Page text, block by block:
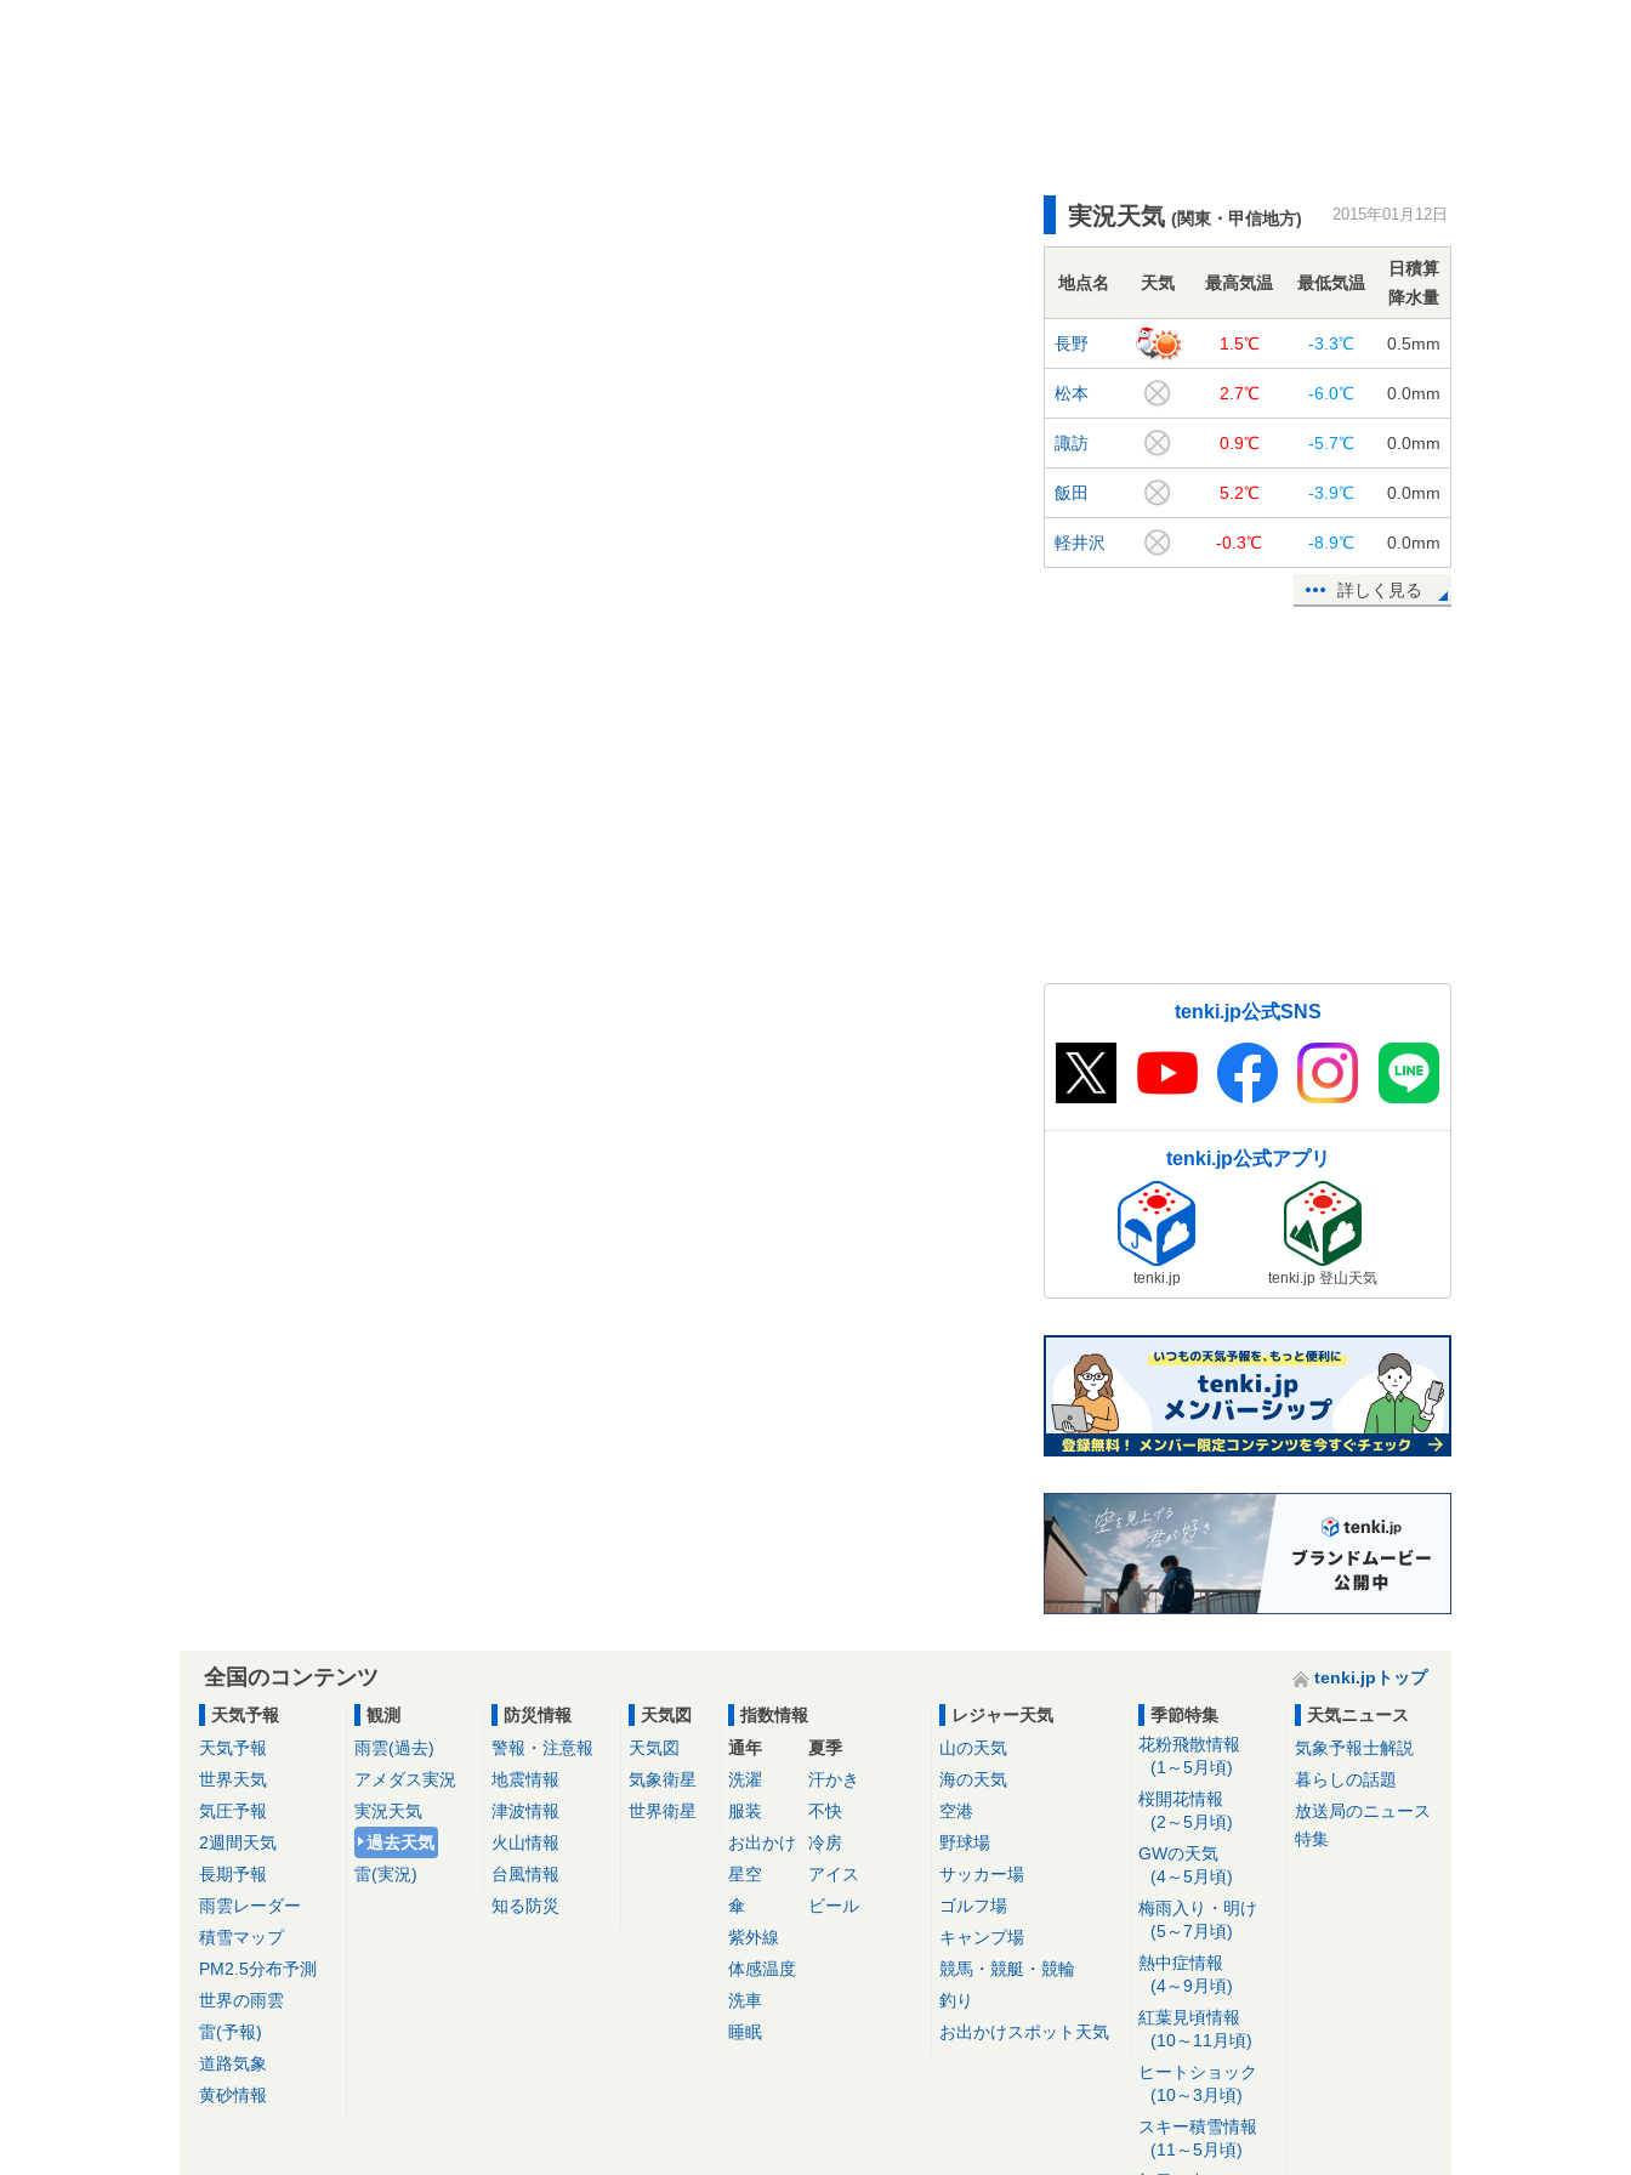
実況天気 (関東・甲信地方) 2015年01月12日
地点名 天気 最高気温 最低気温
日積算
降水量
長野 1.5℃ -3.3℃ 0.5mm
松本 2.7℃ -6.0℃ 0.0mm
諏訪 0.9℃ -5.7℃ 0.0mm
飯田 5.2℃ -3.9℃ 0.0mm
軽井沢 -0.3℃ -8.9℃ 0.0mm
詳しく見る
tenki.jp公式SNS
tenki.jp公式アプリ
tenki.jp tenki.jp 登山天気
全国のコンテンツ
tenki.jpトップ
天気予報
天気予報
世界天気
気圧予報
2週間天気
長期予報
雨雲レーダー
積雪マップ
PM2.5分布予測
世界の雨雲
雷(予報)
道路気象
黄砂情報
観測
雨雲(過去)
アメダス実況
実況天気
過去天気
雷(実況)
防災情報
警報・注意報
地震情報
津波情報
火山情報
台風情報
知る防災
天気図
天気図
気象衛星
世界衛星
指数情報
通年
洗濯
服装
お出かけ
星空
傘
紫外線
体感温度
洗車
睡眠
夏季
汗かき
不快
冷房
アイス
ビール
レジャー天気
山の天気
海の天気
空港
野球場
サッカー場
ゴルフ場
キャンプ場
競馬・競艇・競輪
釣り
お出かけスポット天気
季節特集
花粉飛散情報
(1～5月頃)
桜開花情報
(2～5月頃)
GWの天気
(4～5月頃)
梅雨入り・明け
(5～7月頃)
熱中症情報
(4～9月頃)
紅葉見頃情報
(10～11月頃)
ヒートショック
(10～3月頃)
スキー積雪情報
(11～5月頃)
天気ニュース
気象予報士解説
暮らしの話題
放送局のニュース
特集